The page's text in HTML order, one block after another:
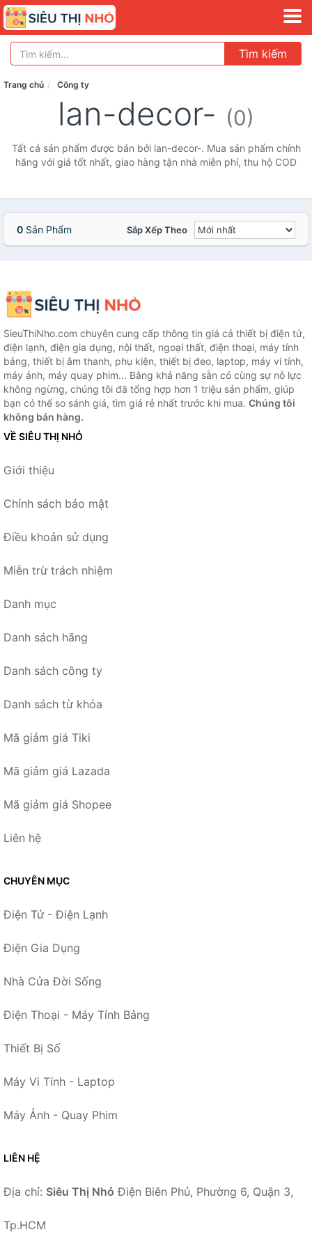
Tìm kiếm
Trang chủ Công ty
lan-decor- (0)
Tất cả sản phẩm được bán bởi lan-decor-. Mua sản phẩm chính
hãng với giá tốt nhất, giao hàng tận nhà miễn phí, thu hộ COD
0 Sản Phẩm Sắp Xếp Theo
SieuThiNho.com chuyên cung cấp thông tin giá cả thiết bị điện tử,
điện lạnh, điện gia dụng, nội thất, ngoại thất, điện thoại, máy tính
bảng, thiết bị âm thanh, phụ kiện, thiết bị đeo, laptop, máy vi tính,
máy ảnh, máy quay phim... Bằng khả năng sẵn có cùng sự nỗ lực
không ngừng, chúng tôi đã tổng hợp hơn 1 triệu sản phẩm, giúp
bạn có thể so sánh giá, tìm giá rẻ nhất trước khi mua. Chúng tôi
không bán hàng.
VỀ SIÊU THỊ NHỎ
Giới thiệu
Chính sách bảo mật
Điều khoản sử dụng
Miễn trừ trách nhiệm
Danh mục
Danh sách hãng
Danh sách công ty
Danh sách từ khóa
Mã giảm giá Tiki
Mã giảm giá Lazada
Mã giảm giá Shopee
Liên hệ
CHUYÊN MỤC
Điện Tử - Điện Lạnh
Điện Gia Dụng
Nhà Cửa Đời Sống
Điện Thoại - Máy Tính Bảng
Thiết Bị Số
Máy Vi Tính - Laptop
Máy Ảnh - Quay Phim
LIÊN HỆ
Địa chỉ: Siêu Thị Nhỏ Điện Biên Phủ, Phường 6, Quận 3,
Tp.HCM